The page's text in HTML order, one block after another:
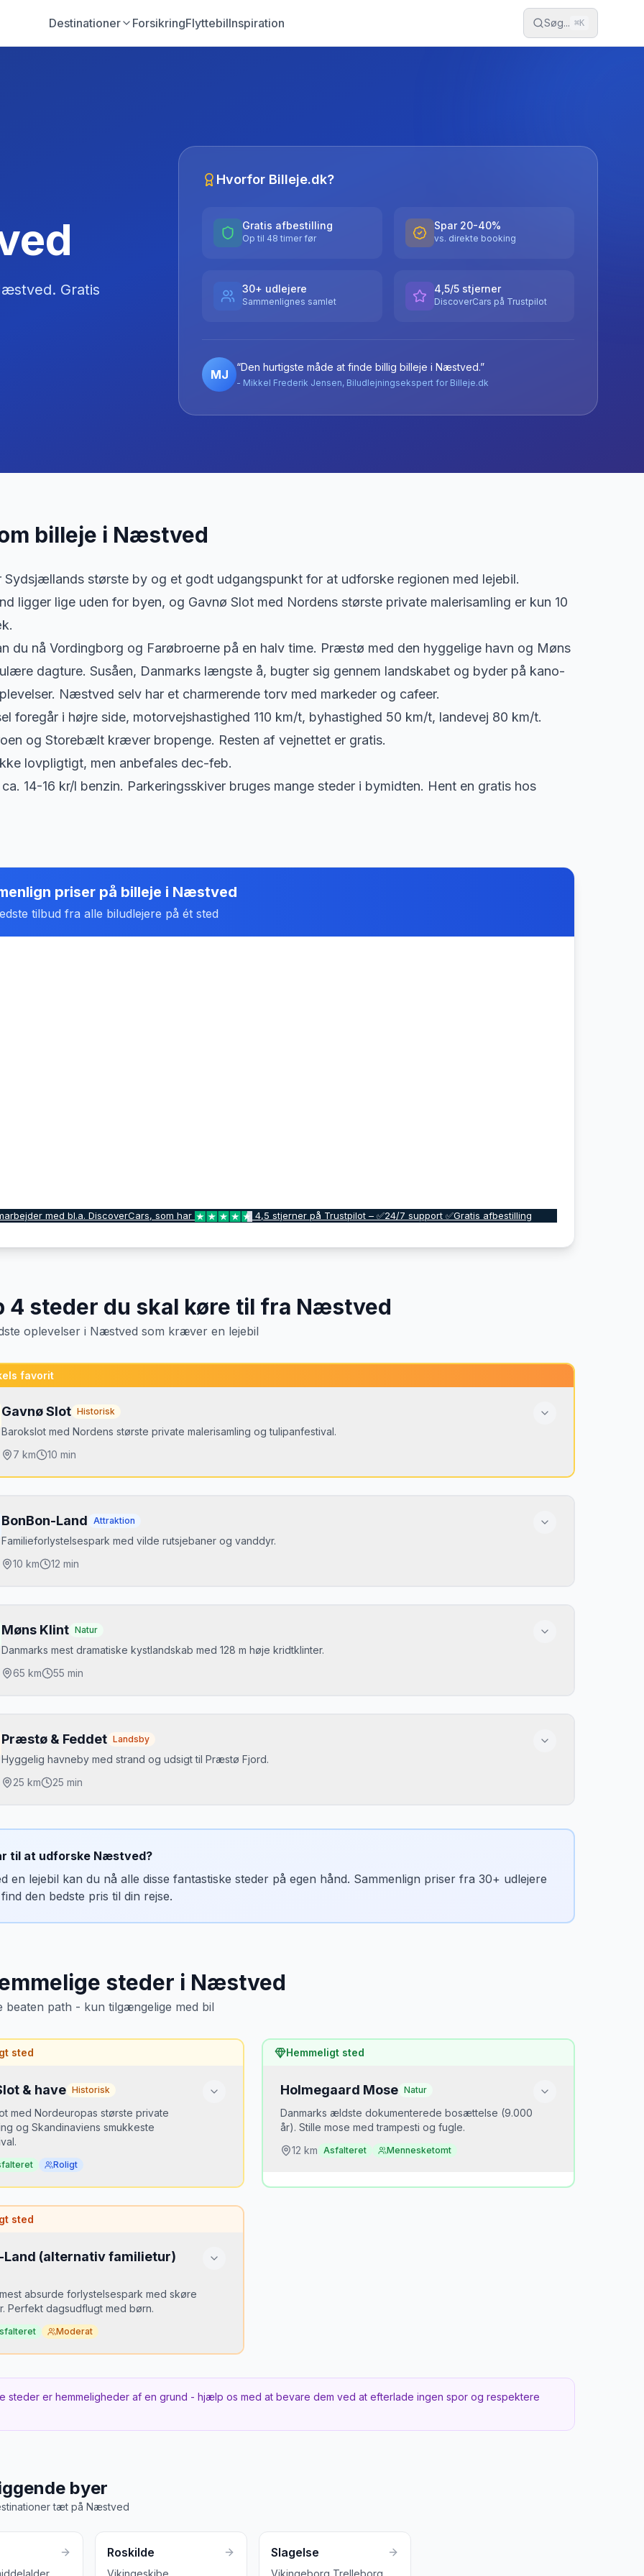
Destinationer ForsikringFlyttebilInspiration Søg... ⌘K
. Gratis
Hvorfor Billeje.dk?
Gratis afbestilling
Op til 48 timer før
Spar 20-40%
vs. direkte booking
30+ udlejere
Sammenlignes samlet
4,5/5 stjerner
DiscoverCars på Trustpilot
MJ
“Den hurtigste måde at finde billig billeje i Næstved.”
- Mikkel Frederik Jensen, Biludlejningsekspert for Billeje.dk
billeje i Næstved
største by og et godt udgangspunkt for at udforske regionen med lejebil.
ligger lige uden for byen, og Gavnø Slot med Nordens største private malerisamling er kun 10
du nå Vordingborg og Farøbroerne på en halv time. Præstø med den hyggelige havn og Møns
dagture. Susåen, Danmarks længste å, bugter sig gennem landskabet og byder på kano-
Næstved selv har et charmerende torv med markeder og cafeer.
foregår i højre side, motorvejshastighed 110 km/t, byhastighed 50 km/t, landevej 80 km/t.
og Storebælt kræver bropenge. Resten af vejnettet er gratis.
lovpligtigt, men anbefales dec-feb.
14-16 kr/l benzin. Parkeringsskiver bruges mange steder i bymidten. Hent en gratis hos
priser på billeje i Næstved
tilbud fra alle biludlejere på ét sted
med bl.a. DiscoverCars, som har 4,5 stjerner på Trustpilot – ✅24/7 support ✅Gratis afbestilling
4 steder du skal køre til fra Næstved
oplevelser i Næstved som kræver en lejebil
favorit
Gavnø Slot Historisk
Barokslot med Nordens største private malerisamling og tulipanfestival.
7 km 10 min
(forår)
BonBon-Land Attraktion
Familieforlystelsespark med vilde rutsjebaner og vanddyr.
10 km 12 min
Møns Klint Natur
Danmarks mest dramatiske kystlandskab med 128 m høje kridtklinter.
65 km 55 min
m høje klinter
trappetrin til stranden
Præstø & Feddet Landsby
Hyggelig havneby med strand og udsigt til Præstø Fjord.
25 km 25 min
strandpark
Gods
til at udforske Næstved?
en lejebil kan du nå alle disse fantastiske steder på egen hånd. Sammenlign priser fra 30+ udlejere
den bedste pris til din rejse.
steder i Næstved
beaten path - kun tilgængelige med bil
sted
& have Historisk
med Nordeuropas største private
og Skandinaviens smukkeste
Roligt
det hemmeligt?
er gennemkørselsland. De fleste aner
sommer for haven
Hemmeligt sted
Holmegaard Mose Natur
Danmarks ældste dokumenterede bosættelse (9.000
år). Stille mose med trampesti og fugle.
12 km Asfalteret Mennesketomt
Hvorfor er det hemmeligt?
sted
Land (alternativ familietur)
absurde forlystelsespark med skøre
Perfekt dagsudflugt med børn.
Moderat
LEGOLAND.
steder er hemmeligheder af en grund - hjælp os med at bevare dem ved at efterlade ingen spor og respektere
byer
tæt på Næstved
Roskilde
Vikingeskibe
Slagelse
Vikingeborg Trelleborg